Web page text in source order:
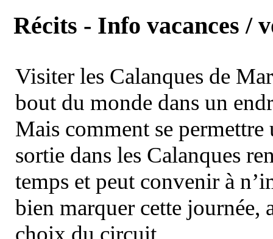
Récits - Info vacances /
Visiter les Calanques de
bout du monde dans un
Mais comment se permettre
sortie dans les Calanques
temps et peut convenir à
bien marquer cette journée,
choix du circuit.